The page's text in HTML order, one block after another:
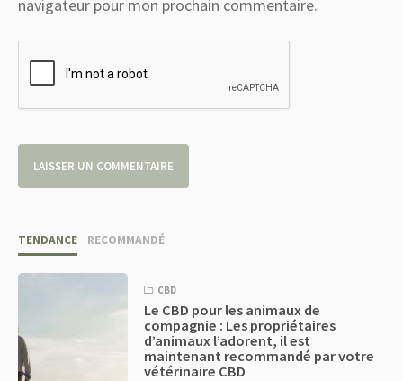
navigateur pour mon prochain commentaire.
TENDANCE RECOMMANDÉ
CBD
Le CBD pour les animaux de
compagnie : Les propriétaires
d’animaux l’adorent, il est
maintenant recommandé par votre
vétérinaire CBD